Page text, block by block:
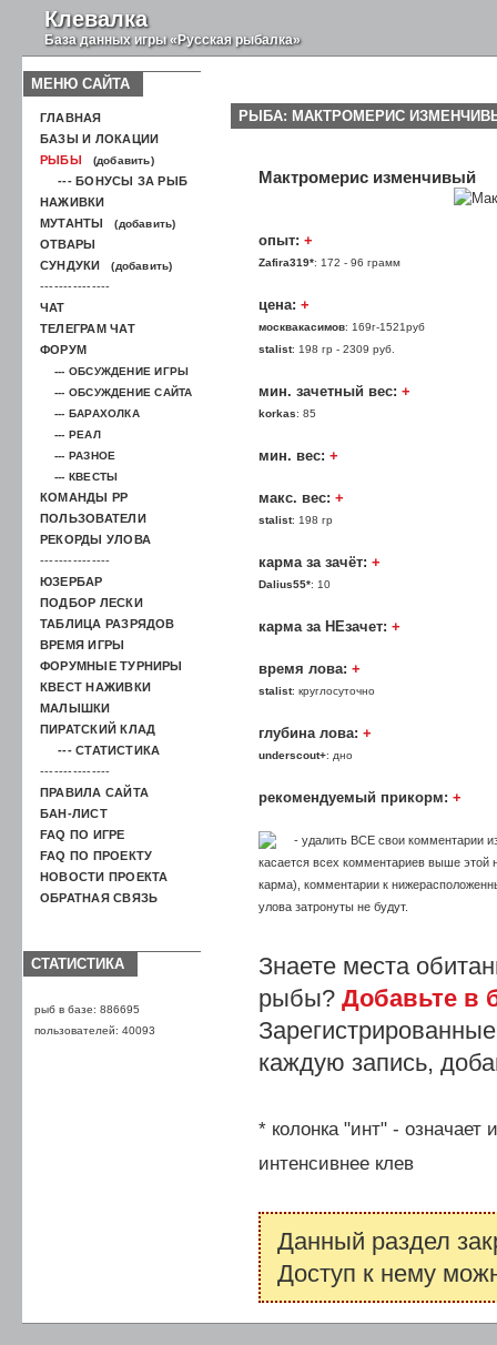
Клевалка
База данных игры «Русская рыбалка»
РЫБА: МАКТРОМЕРИС
Мактромерис изменчивый
опыт: +
Zafira319*: 172 - 96 грамм
цена: +
москвакасимов: 169г-1521руб
stalist: 198 гр - 2309 руб.
мин. зачетный вес: +
korkas: 85
мин. вес: +
макс. вес: +
stalist: 198 гр
карма за зачёт: +
Dalius55*: 10
карма за НЕзачет: +
время лова: +
stalist: круглосуточно
глубина лова: +
underscout+: дно
рекомендуемый прикорм: +
- удалить ВСЕ свои комментарии
касается всех комментариев выше этой
карма), комментарии к
улова затронуты не будут.
Знаете места
рыбы? Добавьте в
каждую запись,
* колонка "инт" -
интенсивнее клев
Данный раздел
Доступ к нему
МЕНЮ САЙТА
ГЛАВНАЯ
БАЗЫ И ЛОКАЦИИ
РЫБЫ
(добавить)
--- БОНУСЫ ЗА РЫБ
НАЖИВКИ
МУТАНТЫ
(добавить)
ОТВАРЫ
СУНДУКИ
(добавить)
---------------
ЧАТ
ТЕЛЕГРАМ ЧАТ
ФОРУМ
--- ОБСУЖДЕНИЕ ИГРЫ
--- ОБСУЖДЕНИЕ САЙТА
--- БАРАХОЛКА
--- РЕАЛ
--- РАЗНОЕ
--- КВЕСТЫ
КОМАНДЫ РР
ПОЛЬЗОВАТЕЛИ
РЕКОРДЫ УЛОВА
---------------
ЮЗЕРБАР
ПОДБОР ЛЕСКИ
ТАБЛИЦА РАЗРЯДОВ
ВРЕМЯ ИГРЫ
ФОРУМНЫЕ ТУРНИРЫ
КВЕСТ НАЖИВКИ
МАЛЫШКИ
ПИРАТСКИЙ КЛАД
--- СТАТИСТИКА
---------------
ПРАВИЛА САЙТА
БАН-ЛИСТ
FAQ ПО ИГРЕ
FAQ ПО ПРОЕКТУ
НОВОСТИ ПРОЕКТА
ОБРАТНАЯ СВЯЗЬ
СТАТИСТИКА
рыб в базе: 886695
пользователей: 40093